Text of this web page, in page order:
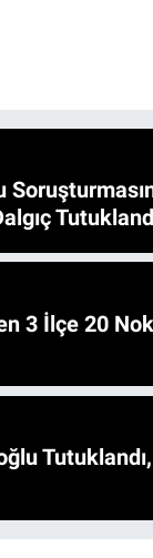
Asfalt
Tutuklandı,